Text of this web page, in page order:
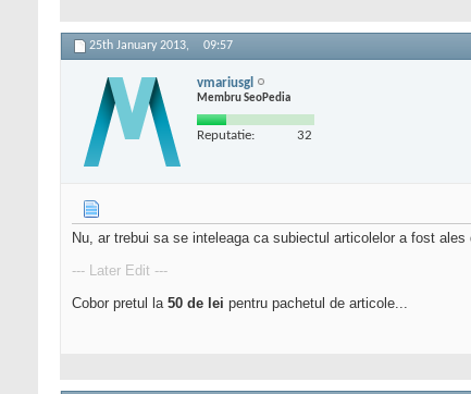
25th January 2013, 09:57
vmariusgl
Membru SeoPedia
Reputatie: 32
Nu, ar trebui sa se inteleaga ca subiectul articolelor a fost
--- Later Edit ---
Cobor pretul la 50 de lei pentru pachetul de articole...